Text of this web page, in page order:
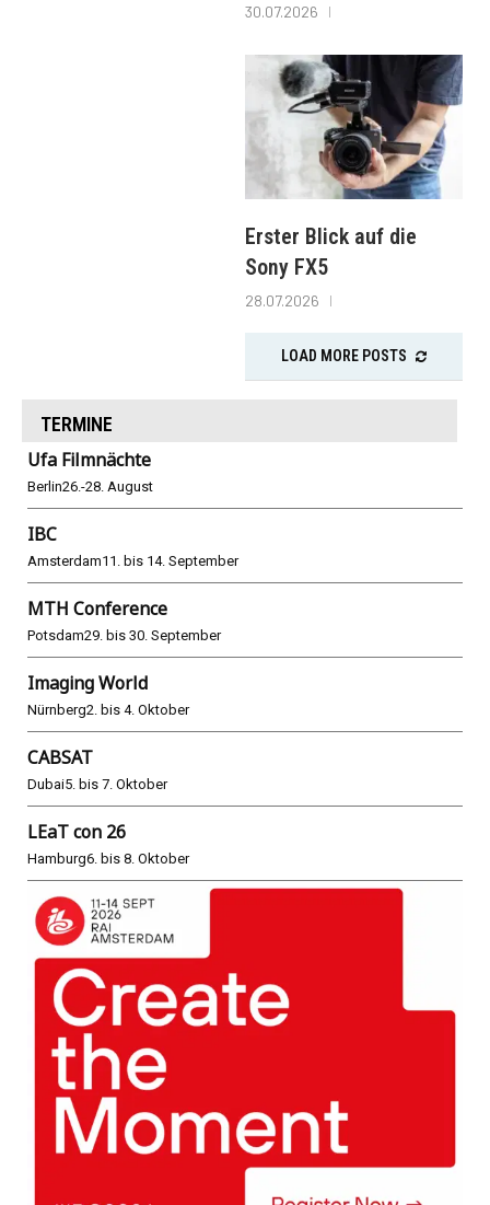
30.07.2026
Erster Blick auf die
Sony FX5
28.07.2026
LOAD MORE POSTS
TERMINE
Ufa Filmnächte
Berlin26.-28. August
IBC
Amsterdam11. bis 14. September
MTH Conference
Potsdam29. bis 30. September
Imaging World
Nürnberg2. bis 4. Oktober
CABSAT
Dubai5. bis 7. Oktober
LEaT con 26
Hamburg6. bis 8. Oktober